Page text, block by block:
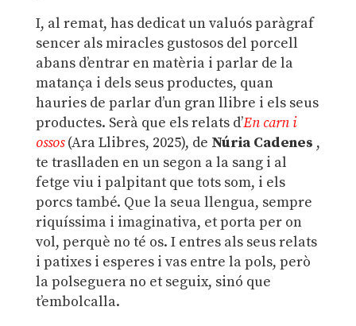
I, al remat, has dedicat un valuós paràgraf
sencer als miracles gustosos del porcell
abans d’entrar en matèria i parlar de la
matança i dels seus productes, quan
hauries de parlar d’un gran llibre i els seus
productes. Serà que els relats d’En carn i
ossos(Ara Llibres, 2025), de Núria Cadenes ,
te traslladen en un segon a la sang i al
fetge viu i palpitant que tots som, i els
porcs també. Que la seua llengua, sempre
riquíssima i imaginativa, et porta per on
vol, perquè no té os. I entres als seus relats
i patixes i esperes i vas entre la pols, però
la polseguera no et seguix, sinó que
t’embolcalla.